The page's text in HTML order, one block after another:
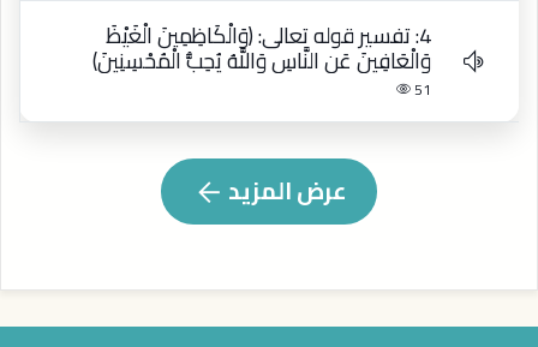
4: تفسير قوله تعالى: ﴿وَالْكَاظِمِينَ الْغَيْظَ
وَالْعَافِينَ عَنِ النَّاسِ وَاللَّهُ يُحِبُّ الْمُحْسِنِينَ﴾
51
عرض المزيد